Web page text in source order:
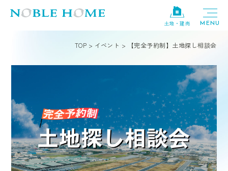
土地・建売
TOP > イベント > 【完全予約制】土地探し相談会